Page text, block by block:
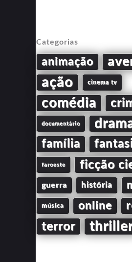
Categorias
animação
ação cinema tv
comédia
documentário
família
faroeste ficção
guerra história
música online
terror